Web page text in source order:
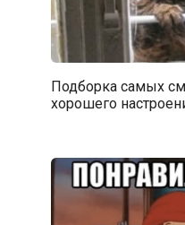
Подборка самых
хорошего